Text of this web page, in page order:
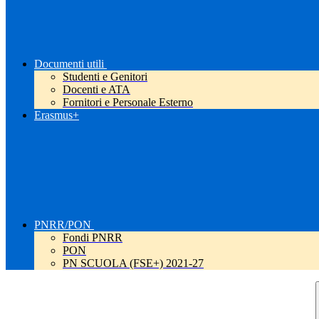
Documenti utili
Studenti e Genitori
Docenti e ATA
Fornitori e Personale Esterno
Erasmus+
PNRR/PON
Fondi PNRR
PON
PN SCUOLA (FSE+) 2021-27